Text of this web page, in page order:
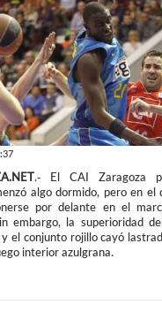
.- El CAI Zaragoza
algo dormido, pero en el
por delante en el
embargo, la superioridad
el conjunto rojillo cayó
interior azulgrana.